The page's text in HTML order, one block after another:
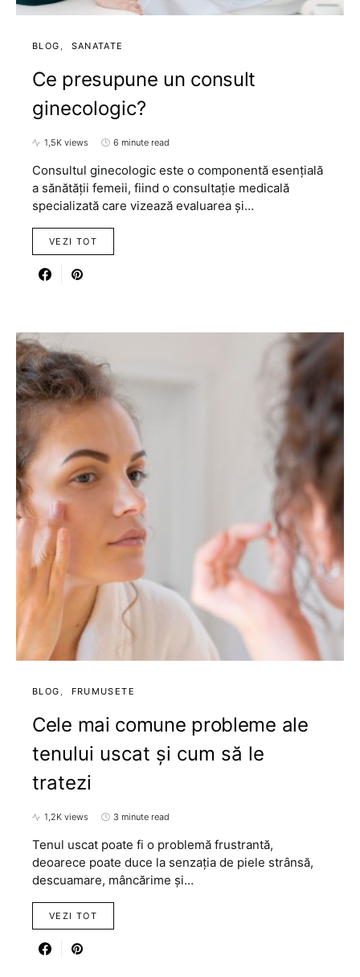
BLOG SANATATE
Ce presupune un consult
ginecologic?
1,5K views 6 minute read
Consultul ginecologic este o componentă esențială
a sănătății femeii, fiind o consultație medicală
specializată care vizează evaluarea și…
VEZI TOT
BLOG FRUMUSETE
Cele mai comune probleme ale
tenului uscat și cum să le
tratezi
1,2K views 3 minute read
Tenul uscat poate fi o problemă frustrantă,
deoarece poate duce la senzația de piele strânsă,
descuamare, mâncărime și…
VEZI TOT